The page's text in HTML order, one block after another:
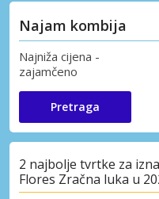
Najam kombija
Najniža cijena -
zajamčeno
Pretraga
2 najbolje tvrtke za
Flores Zračna luka u